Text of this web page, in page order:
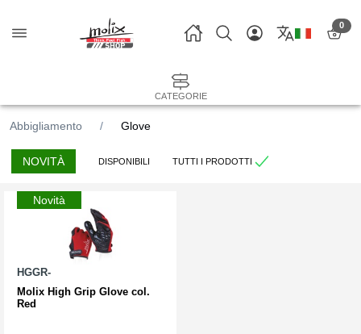
0
CATEGORIE
Abbigliamento Glove
NOVITÀ DISPONIBILI TUTTI I PRODOTTI
Novità
HGGR-
Molix High Grip Glove col.
Red